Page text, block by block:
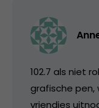
102.7 als niet
grafische
vriendjes